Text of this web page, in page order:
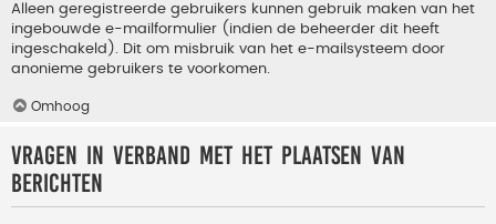
Alleen geregistreerde gebruikers kunnen gebruik maken van het
ingebouwde e-mailformulier (indien de beheerder dit heeft
ingeschakeld). Dit om misbruik van het e-mailsysteem door
anonieme gebruikers te voorkomen.
Omhoog
Vragen in verband met het plaatsen van
berichten